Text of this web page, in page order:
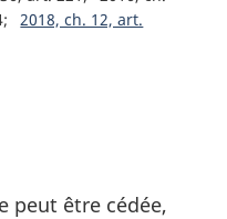
2018, ch. 12, art.
peut être cédée,